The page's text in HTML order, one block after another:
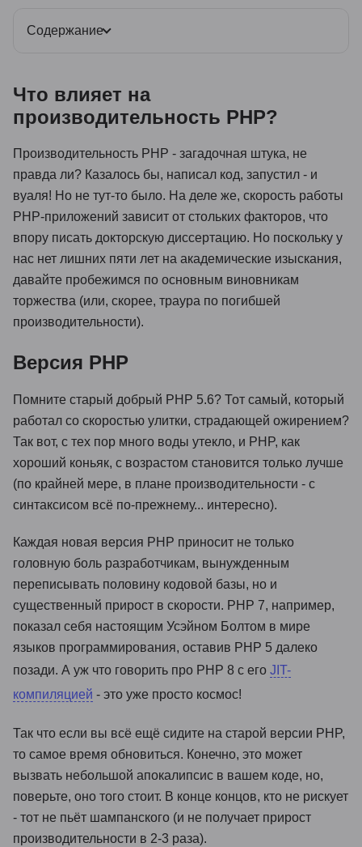
Содержание
Что влияет на
производительность PHP?
Производительность PHP - загадочная штука, не
правда ли? Казалось бы, написал код, запустил - и
вуаля! Но не тут-то было. На деле же, скорость работы
PHP-приложений зависит от стольких факторов, что
впору писать докторскую диссертацию. Но поскольку у
нас нет лишних пяти лет на академические изыскания,
давайте пробежимся по основным виновникам
торжества (или, скорее, траура по погибшей
производительности).
Версия PHP
Помните старый добрый PHP 5.6? Тот самый, который
работал со скоростью улитки, страдающей ожирением?
Так вот, с тех пор много воды утекло, и PHP, как
хороший коньяк, с возрастом становится только лучше
(по крайней мере, в плане производительности - с
синтаксисом всё по-прежнему... интересно).
Каждая новая версия PHP приносит не только
головную боль разработчикам, вынужденным
переписывать половину кодовой базы, но и
существенный прирост в скорости. PHP 7, например,
показал себя настоящим Усэйном Болтом в мире
языков программирования, оставив PHP 5 далеко
позади. А уж что говорить про PHP 8 с его JIT-
компиляцией - это уже просто космос!
Так что если вы всё ещё сидите на старой версии PHP,
то самое время обновиться. Конечно, это может
вызвать небольшой апокалипсис в вашем коде, но,
поверьте, оно того стоит. В конце концов, кто не рискует
- тот не пьёт шампанского (и не получает прирост
производительности в 2-3 раза).